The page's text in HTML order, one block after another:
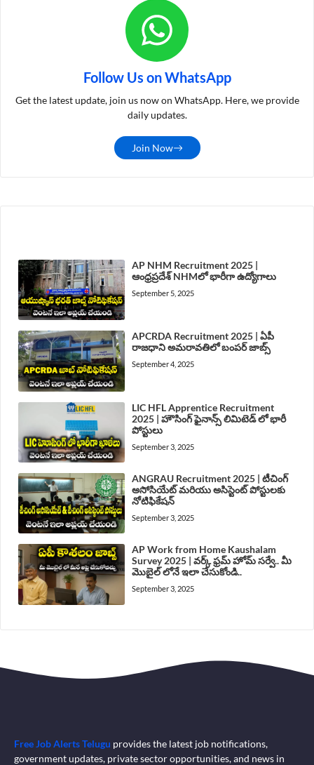
Follow Us on WhatsApp
Get the latest update, join us now on WhatsApp. Here, we provide
daily updates.
Join Now
AP NHM Recruitment 2025 |
ఆంధ్రప్రదేశ్ NHMలో భారీగా ఉద్యోగాలు
September 5, 2025
APCRDA Recruitment 2025 | ఏపీ
రాజధాని అమరావతిలో బంపర్ జాబ్స్
September 4, 2025
LIC HFL Apprentice Recruitment
2025 | హౌసింగ్ ఫైనాన్స్ లిమిటెడ్ లో భారీ
పోస్టులు
September 3, 2025
ANGRAU Recruitment 2025 | టీచింగ్
అసోసియేట్ మరియు అసిస్టెంట్ పోస్టులకు
నోటిఫికేషన్
September 3, 2025
AP Work from Home Kaushalam
Survey 2025 | వర్క్ ఫ్రమ్ హోమ్ సర్వే.. మీ
మొబైల్ లోనే ఇలా చేసుకోండి..
September 3, 2025
Free Job Alerts Telugu provides the latest job notifications,
government updates, private sector opportunities, and news in